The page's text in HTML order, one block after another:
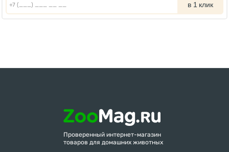
в 1 клик
Проверенный интернет-магазин
товаров для домашних животных